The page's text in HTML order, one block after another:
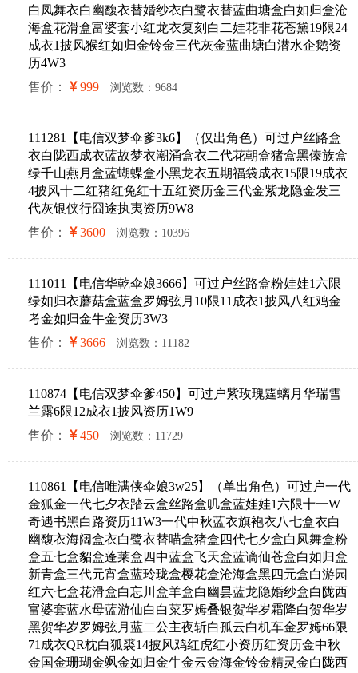
白凤舞衣白幽馥衣替婚纱衣白鹭衣替蓝曲塘盒白如归盒沧
海盒花滑盒富婆套小红龙衣复刻白二娃花非花苍黛19限24
成衣1披风猴红如归金铃金三代灰金蓝曲塘白潜水企鹅资
历4W3
售价：
999 浏览数：9684
111281【电信双梦伞爹3k6】（仅出角色）可过户丝路盒
衣白陇西成衣蓝故梦衣潮涌盒衣二代花朝盒猪盒黑傣族盒
绿千山燕月盒蓝蝴蝶盒小黑龙衣五期福袋成衣15限19成衣
4披风十二红猪红兔红十五红资历金三代金紫龙隐金发三
代灰银侠行囧途执夷资历9W8
售价：
3600 浏览数：10396
111011【电信华乾伞娘3666】可过户丝路盒粉娃娃1六限
绿如归衣蘑菇盒蓝盒罗姆弦月10限11成衣1披风八红鸡金
考金如归金牛金资历3W3
售价：
3666 浏览数：11182
110874【电信双梦伞爹450】可过户紫玫瑰霆螭月华瑞雪
兰露6限12成衣1披风资历1W9
售价：
450 浏览数：11729
110861【电信唯满侠伞娘3w25】（单出角色）可过户一代
金狐金一代七夕衣踏云盒丝路盒叽盒蓝娃娃1六限十一W
奇遇书黑白路资历11W3一代中秋蓝衣旗袍衣八七盒衣白
幽馥衣海阔盒衣白鹭衣替喵盒猪盒四代七夕盒白凤舞盒粉
盒五七盒貂盒蓬莱盒四中蓝盒飞天盒蓝谪仙苍盒白如归盒
新青盒三代元宵盒蓝玲珑盒樱花盒沧海盒黑四元盒白游园
红六七盒花滑盒白忘川盒羊盒白幽昙蓝龙隐婚纱盒白陇西
富婆套蓝水母蓝游仙白白菜罗姆叠银贺华岁霜降白贺华岁
黑贺华岁罗姆弦月蓝二公主夜斩白孤云白机车金罗姆66限
71成衣QR枕白狐裘14披风鸡红虎红小资历红资历金中秋
金国金珊瑚金飒金如归金牛金云金海金铃金精灵金白陇西